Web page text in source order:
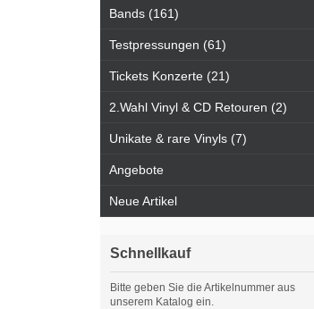
Bands (161)
Testpressungen (61)
Tickets Konzerte (21)
2.Wahl Vinyl & CD Retouren (2)
Unikate & rare Vinyls (7)
Angebote
Neue Artikel
Schnellkauf
Bitte geben Sie die Artikelnummer aus
unserem Katalog ein.